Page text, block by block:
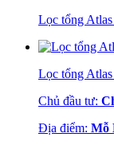
Lọc tổng
Lọc tổng
Chủ đầu tư:
Địa điểm: Mỗ